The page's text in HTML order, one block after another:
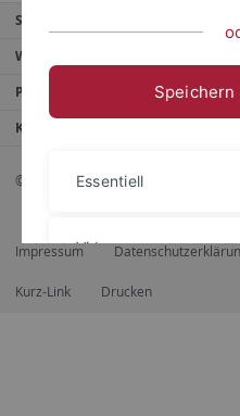
Service
Weitere Angebote
Portale
Kontaktinfo
© 2026 Eberhard Karls Universität
Impressum
Kurz-Link Drucken
Speichern
Essentiell
Videos